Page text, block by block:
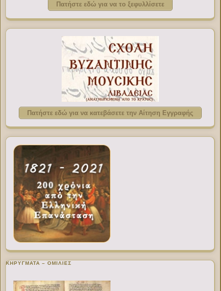
Πατήστε εδώ για να το ξεφυλλίσετε
Πατήστε εδώ για να κατεβάσετε την Αίτηση Εγγραφής
ΚΗΡΥΓΜΑΤΑ – ΟΜΙΛΙΕΣ